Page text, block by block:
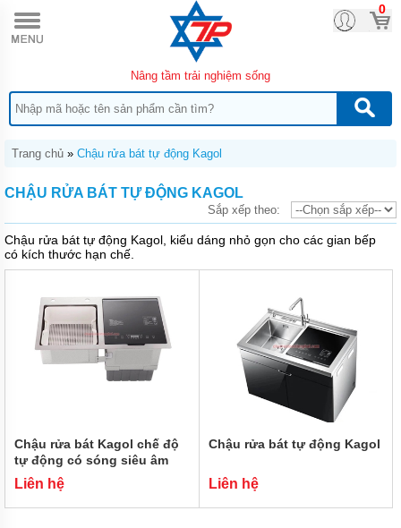
0
Nâng tầm trải nghiệm sống
TRANG
CHỦ
MỚI
CHẬU
BÁT
ĐÚC
KAGOL
RỬA
BÁT
TỰ
KAGOL
RỬA
KAGOL
TẮM
Trang chủ » Chậu rửa bát tự động Kagol
CHẬU RỬA BÁT TỰ ĐỘNG KAGOL
Sắp xếp theo:
Chậu rửa bát tự động Kagol, kiểu dáng nhỏ gọn cho các gian bếp
có kích thước hạn chế.
Chậu rửa bát Kagol chế độ
tự động có sóng siêu âm
Liên hệ
Chậu rửa bát tự động Kagol
Liên hệ